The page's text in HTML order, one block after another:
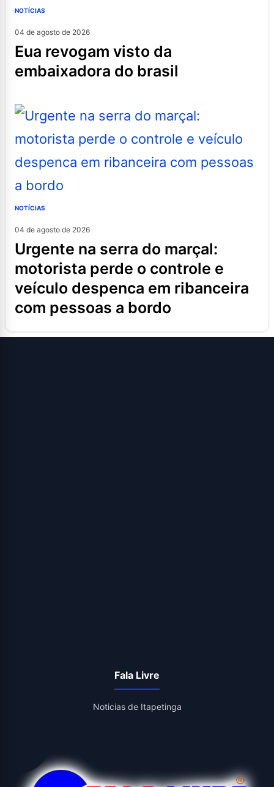
NOTÍCIAS
04 de agosto de 2026
eua revogam visto da
embaixadora do brasil
NOTÍCIAS
04 de agosto de 2026
urgente na serra do marçal:
motorista perde o controle e
veículo despenca em ribanceira
com pessoas a bordo
Fala Livre
Noticias de Itapetinga